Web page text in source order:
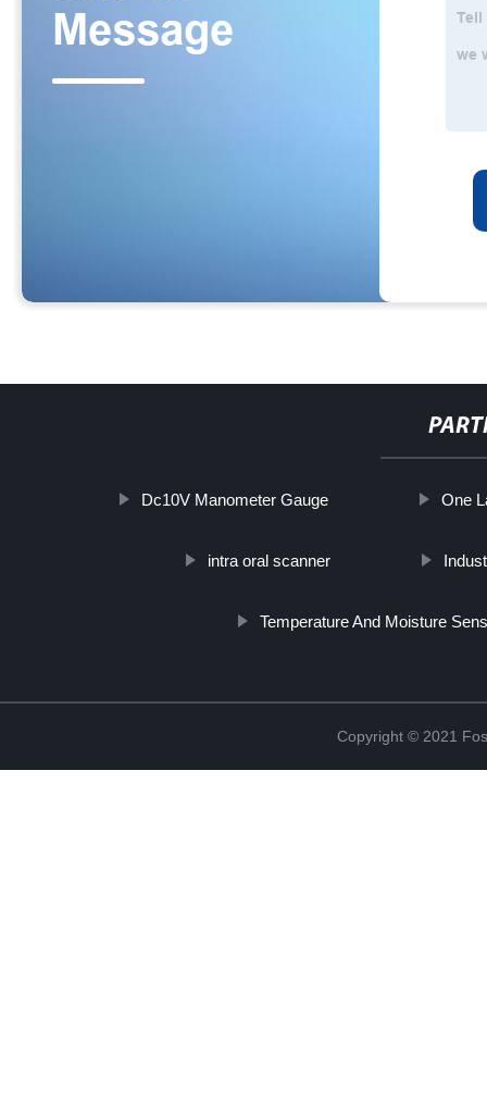
Dc10V Manometer Gauge One
intra oral scanner
Temperature And Moisture
Copyright © 2021